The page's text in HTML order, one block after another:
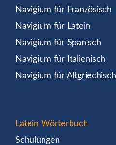
Navigium für Französisch
Navigium für Latein
Navigium für Spanisch
Navigium für Italienisch
Navigium für Altgriechisch
Latein Wörterbuch
Schulungen